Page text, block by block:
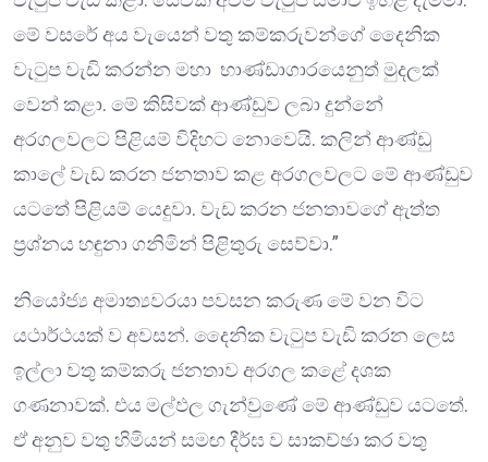
මේ වසරේ අය වැයෙන් වතු කම්කරුවන්ගේ දෛනික
වැටුප වැඩි කරන්න මහා භාණ්ඩාගාරයෙනුත් මුදලක්
වෙන් කළා. මේ කිසිවක් ආණ්ඩුව ලබා දුන්නේ
අරගලවලට පිළියම් විදිහට නොවෙයි. කලින් ආණ්ඩු
කාලේ වැඩ කරන ජනතාව කළ අරගලවලට මේ ආණ්ඩුව
යටතේ පිළියම් යෙදුවා. වැඩ කරන ජනතාවගේ ඇත්ත
ප්‍රශ්නය හඳුනා ගනිමින් පිළිතුරු සෙව්වා.”
නියෝජ්‍ය අමාත්‍යවරයා පවසන කරුණ මේ වන විට
යථාර්ථයක් ව අවසන්. දෛනික වැටුප වැඩි කරන ලෙස
ඉල්ලා වතු කම්කරු ජනතාව අරගල කළේ දශක
ගණනාවක්. එය මල්ඵල ගැන්වුණේ මේ ආණ්ඩුව යටතේ.
ඒ අනුව වතු හිමියන් සමඟ දීර්ඝ ව සාකච්ඡා කර වතු